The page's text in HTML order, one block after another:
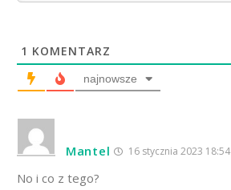
1 KOMENTARZ
najnowsze
Mantel 16 stycznia 2023 18:54
No i co z tego?